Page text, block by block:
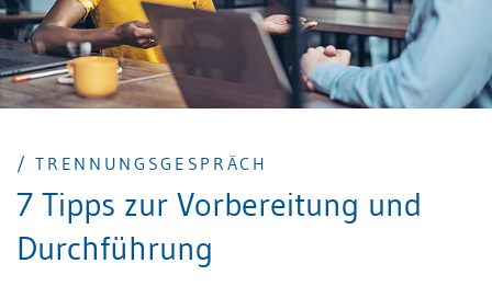
/ TRENNUNGSGESPRÄCH
7 Tipps zur Vorbereitung und
Durchführung